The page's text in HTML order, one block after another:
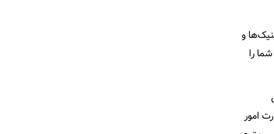
و
را
امور